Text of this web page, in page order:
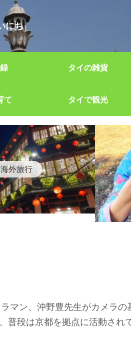
にち
タイの雑貨
て タイで観光
海外旅行
マン、沖野豊先生がカメラの
段は京都を拠点に活動され